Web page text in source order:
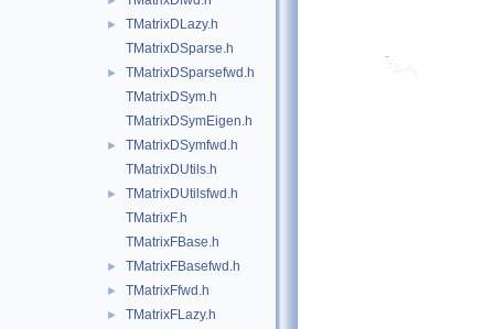
►
TMatrixDLazy.h
TMatrixDSparse.h
►
TMatrixDSparsefwd.h
TMatrixDSym.h
TMatrixDSymEigen.h
►
TMatrixDSymfwd.h
TMatrixDUtils.h
►
TMatrixDUtilsfwd.h
TMatrixF.h
TMatrixFBase.h
► TMatrixFBasefwd.h
► TMatrixFfwd.h
► TMatrixFLazy.h